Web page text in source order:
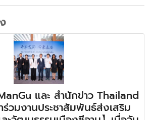
และ สำนักข่าว Thailand
ร่วมงานประชาสัมพันธ์ส่งเสริม